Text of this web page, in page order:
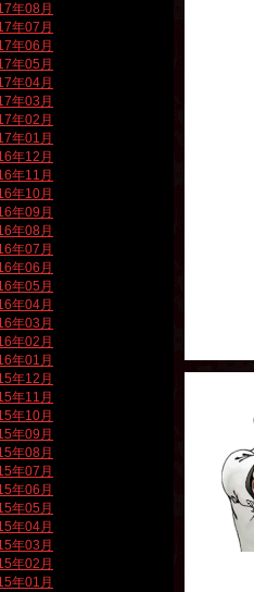
年08月
年07月
年06月
年05月
年04月
年03月
年02月
年01月
年12月
年11月
年10月
年09月
年08月
年07月
年06月
年05月
年04月
年03月
年02月
年01月
年12月
年11月
年10月
年09月
年08月
年07月
年06月
年05月
年04月
年03月
年02月
年01月